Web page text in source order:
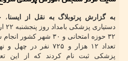
به گزارش پرتوبلاگ به نقل از ایسنا،
۳۲ حوزه امتحانی و ۳۰ شهر کشور انجام شد.
تعداد ۱۲ هزار و ۷۲۵